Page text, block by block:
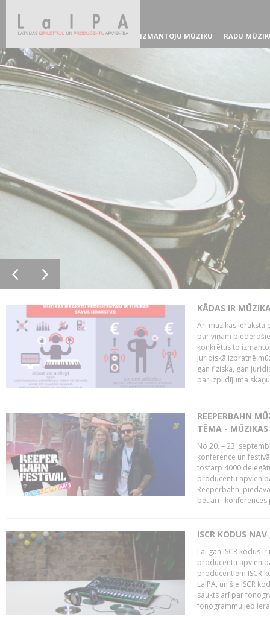
IZMANTOJU MŪZIKU RADU
KĀDAS IR
Arī mūzikas ieraksta
par viņam
konkrētus to
Juridiskā izpratnē
gan fiziska, gan
par izpildījuma
REEPERBAHN
TĒMA -
No 20. – 23.
konference un
tostarp 4000
producentu
Reeperbahn,
bet arī konferences
ISCR KODUS
Lai gan ISCR kodus
producentu
producentiem ISCR
LaIPA, un šie ISCR
saukts arī par
fonogrammu jeb